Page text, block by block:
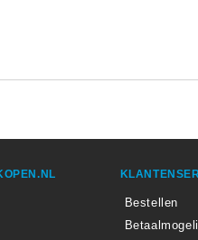
Bestellen